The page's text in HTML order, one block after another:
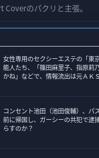
Coverのパクリと主張。
女性専用のセクシーエステの「東
能人たち、「篠田麻里子、指原莉
かね」などで、情報流出は元ＡＫ
コンセント池田（池田俊輔）、パ
前に帰国し、ガーシーの共犯で逮
らすのか？